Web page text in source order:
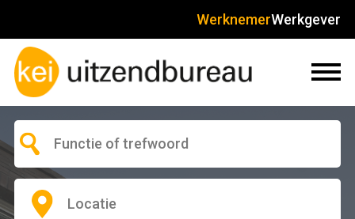
WerknemerWerkgever